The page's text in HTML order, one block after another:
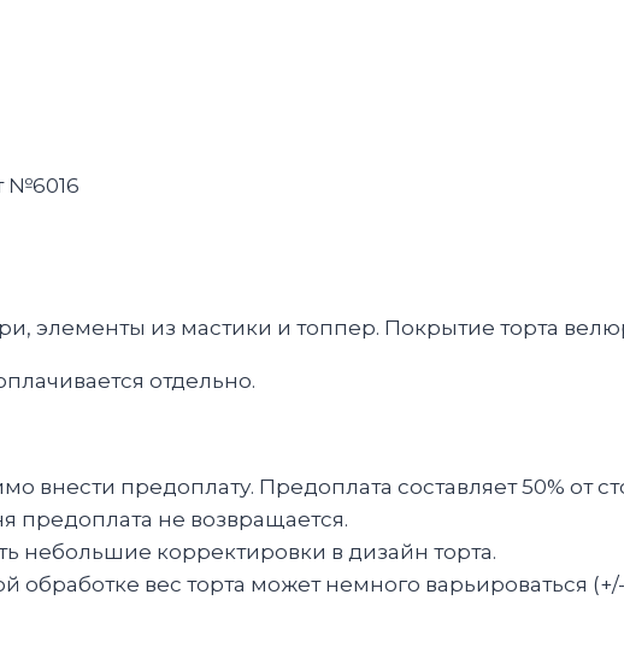
№6016
элементы из мастики и топпер. Покрытие торта
отдельно.
внести предоплату. Предоплата составляет 50% от
предоплата не возвращается.
небольшие корректировки в дизайн торта.
обработке вес торта может немного варьироваться